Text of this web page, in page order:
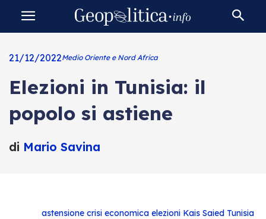
21/12/2022Medio Oriente e Nord Africa
Elezioni in Tunisia: il
popolo si astiene
di Mario Savina
astensione crisi economica elezioni Kais Saied Tunisia